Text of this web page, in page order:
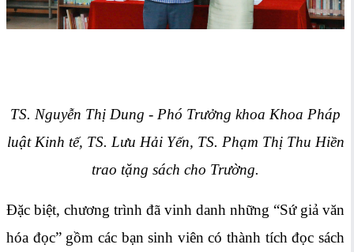
TS. Nguyễn Thị Dung - Phó Trưởng khoa Khoa Pháp
luật Kinh tế, TS. Lưu Hải Yến, TS. Phạm Thị Thu Hiền
trao tặng sách cho Trường.
Đặc biệt, chương trình đã vinh danh những “Sứ giả văn
hóa đọc” gồm các bạn sinh viên có thành tích đọc sách